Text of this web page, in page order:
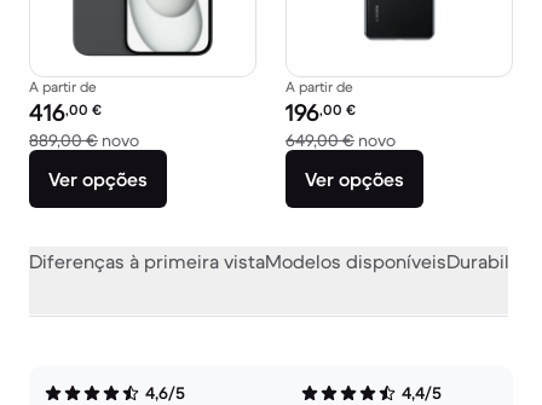
A partir de
Preço recondicionado:
416,00 €
889,00 € novoVersus 889,00 € novo
Ver opções
A partir de
Preço recondicionado:
196,00 €
649,00 € novoVersus 649,00 €
Ver opções
Diferenças à primeira vistaModelos disponíveis
4,6/5
4,4/5